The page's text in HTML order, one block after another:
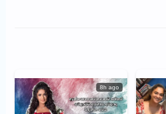
8h ago